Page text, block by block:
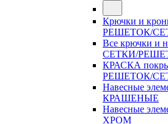
Крючки и
РЕШЕТОК/
Все крючки и
СЕТКИ/
КРАСКА
РЕШЕТОК/
Навесные
КРАШЕНЫЕ
Навесные
ХРОМ